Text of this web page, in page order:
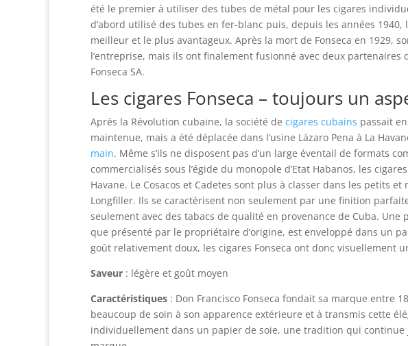
été le premier à utiliser des tubes de métal pour les cigares
d’abord utilisé des tubes en fer-blanc puis, depuis les années 1940,
meilleur et le plus avantageux. Après la mort de Fonseca en 1929,
l’entreprise, mais ils ont finalement fusionné avec deux partenaires
Fonseca SA.
Les cigares Fonseca – toujours un
Après la Révolution cubaine, la société de cigares cubains passait
maintenue, mais a été déplacée dans l’usine Lázaro Pena à La
main. Même s’ils ne disposent pas d’un large éventail de formats
commercialisés sous l’égide du monopole d’Etat Habanos, les
Havane. Le Cosacos et Cadetes sont plus à classer dans les petits
Longfiller. Ils se caractérisent non seulement par une finition
seulement avec des tabacs de qualité en provenance de Cuba.
que présenté par le propriétaire d’origine, est enveloppé dans un
goût relativement doux, les cigares Fonseca ont donc visuellement
Saveur : légère et goût moyen
Caractéristiques : Don Francisco Fonseca fondait sa marque entre
beaucoup de soin à son apparence extérieure et à transmis cette
individuellement dans un papier de soie, une tradition qui continue